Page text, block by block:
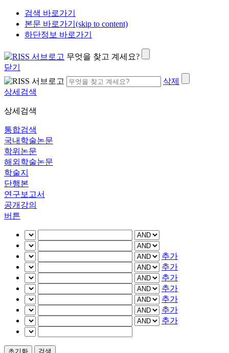
검색 바로가기
본문 바로가기(skip to content)
하단정보 바로가기
무엇을 찾고 계세요?
닫기
삭제
상세검색
상세검색
통합검색
국내학술논문
학위논문
해외학술논문
학술지
단행본
연구보고서
공개강의
버튼
추가
추가
추가
추가
추가
추가
추가